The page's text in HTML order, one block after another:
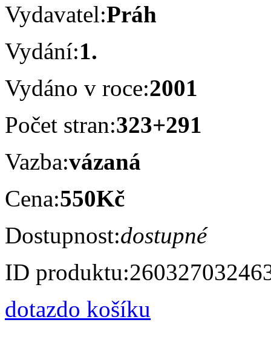
Vydavatel:Práh
Vydání:1.
Vydáno v roce:2001
Počet stran:323+291
Vazba:vázaná
Cena:550Kč
Dostupnost:dostupné
ID produktu:
dotazdo košíku